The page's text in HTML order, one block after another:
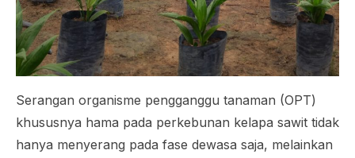
Serangan organisme pengganggu tanaman (OPT)
khususnya hama pada perkebunan kelapa sawit tidak
hanya menyerang pada fase dewasa saja, melainkan